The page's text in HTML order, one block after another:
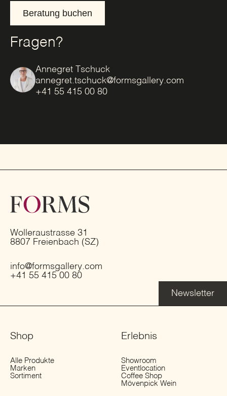
Beratung buchen
Fragen?
Annegret Tschuck
annegret.tschuck@formsgallery.com
+41 55 415 00 80
Wolleraustrasse 31
8807 Freienbach (SZ)
info@formsgallery.com
+41 55 415 00 80
Newsletter
Shop
Alle Produkte
Marken
Sortiment
Erlebnis
Showroom
Eventlocation
Coffee Shop
Mövenpick Wein